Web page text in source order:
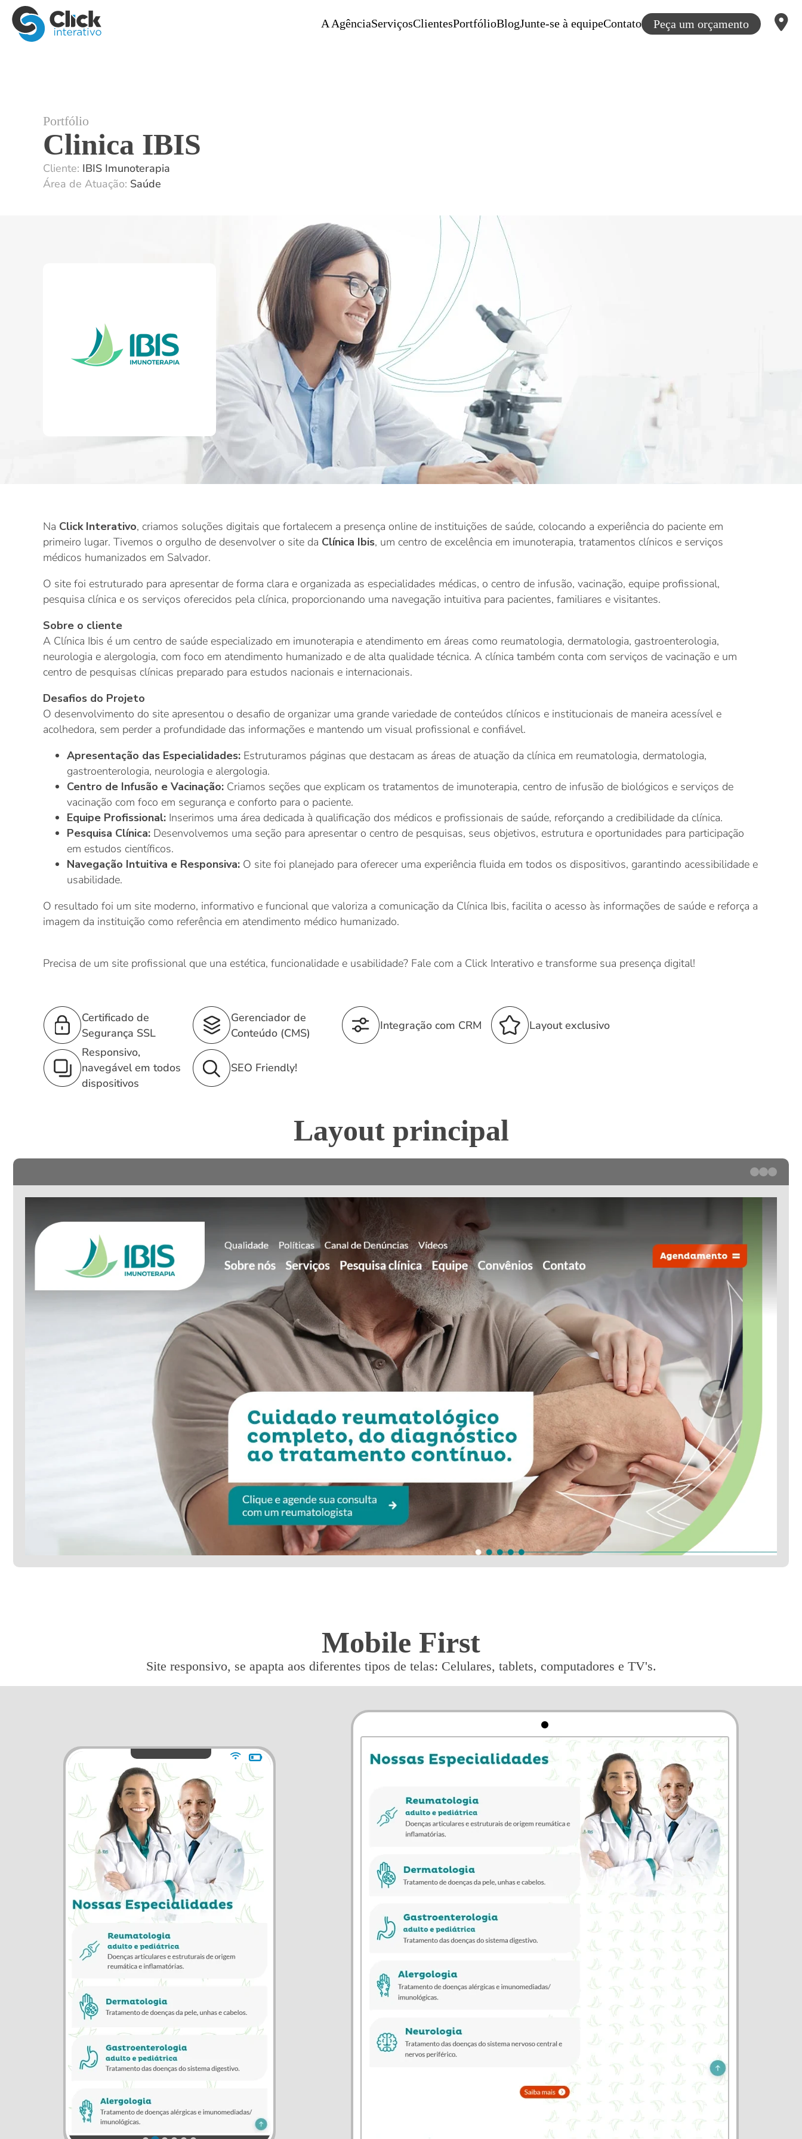
A AgênciaServiçosClientesPortfólioBlogJunte-se à equipeContato Peça um orçamento
Portfólio
Clinica IBIS
Cliente: IBIS Imunoterapia
Área de Atuação: Saúde
Na Click Interativo, criamos soluções digitais que fortalecem a presença online de instituições de saúde, colocando a experiência do paciente em
primeiro lugar. Tivemos o orgulho de desenvolver o site da Clínica Ibis, um centro de excelência em imunoterapia, tratamentos clínicos e serviços
médicos humanizados em Salvador.
O site foi estruturado para apresentar de forma clara e organizada as especialidades médicas, o centro de infusão, vacinação, equipe profissional,
pesquisa clínica e os serviços oferecidos pela clínica, proporcionando uma navegação intuitiva para pacientes, familiares e visitantes.
Sobre o cliente
A Clínica Ibis é um centro de saúde especializado em imunoterapia e atendimento em áreas como reumatologia, dermatologia, gastroenterologia,
neurologia e alergologia, com foco em atendimento humanizado e de alta qualidade técnica. A clínica também conta com serviços de vacinação e um
centro de pesquisas clínicas preparado para estudos nacionais e internacionais.
Desafios do Projeto
O desenvolvimento do site apresentou o desafio de organizar uma grande variedade de conteúdos clínicos e institucionais de maneira acessível e
acolhedora, sem perder a profundidade das informações e mantendo um visual profissional e confiável.
Apresentação das Especialidades: Estruturamos páginas que destacam as áreas de atuação da clínica em reumatologia, dermatologia,
gastroenterologia, neurologia e alergologia.
Centro de Infusão e Vacinação: Criamos seções que explicam os tratamentos de imunoterapia, centro de infusão de biológicos e serviços de
vacinação com foco em segurança e conforto para o paciente.
Equipe Profissional: Inserimos uma área dedicada à qualificação dos médicos e profissionais de saúde, reforçando a credibilidade da clínica.
Pesquisa Clínica: Desenvolvemos uma seção para apresentar o centro de pesquisas, seus objetivos, estrutura e oportunidades para participação
em estudos científicos.
Navegação Intuitiva e Responsiva: O site foi planejado para oferecer uma experiência fluida em todos os dispositivos, garantindo acessibilidade e
usabilidade.
O resultado foi um site moderno, informativo e funcional que valoriza a comunicação da Clínica Ibis, facilita o acesso às informações de saúde e reforça a
imagem da instituição como referência em atendimento médico humanizado.
Precisa de um site profissional que una estética, funcionalidade e usabilidade? Fale com a Click Interativo e transforme sua presença digital!
Certificado de
Segurança SSL
Gerenciador de
Conteúdo (CMS)
Integração com CRM
Layout exclusivo
Responsivo,
navegável em todos
dispositivos
SEO Friendly!
Layout principal
Mobile First
Site responsivo, se apapta aos diferentes tipos de telas: Celulares, tablets, computadores e TV's.